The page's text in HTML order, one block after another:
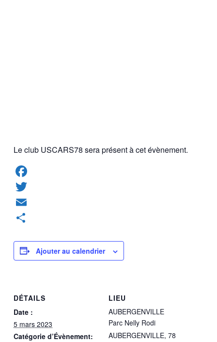
Le club USCARS78 sera présent à cet évènement.
Facebook
Twitter
Email
Ajouter au calendrier
DÉTAILS
Date :
5 mars 2023
Catégorie d’Évènement:
LIEU
AUBERGENVILLE
Parc Nelly Rodi
AUBERGENVILLE, 78